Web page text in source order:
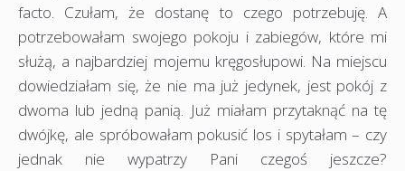
facto. Czułam, że dostanę to czego potrzebuję. A
potrzebowałam swojego pokoju i zabiegów, które mi
służą, a najbardziej mojemu kręgosłupowi. Na miejscu
dowiedziałam się, że nie ma już jedynek, jest pokój z
dwoma lub jedną panią. Już miałam przytaknąć na tę
dwójkę, ale spróbowałam pokusić los i spytałam – czy
jednak nie wypatrzy Pani czegoś jeszcze?